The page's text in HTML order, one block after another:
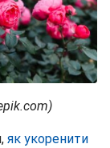
як укоренити